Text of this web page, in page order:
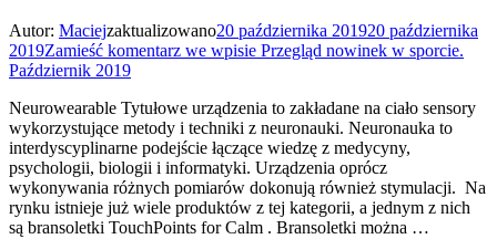
Autor: Maciejzaktualizowano20 października 201920 października
2019Zamieść komentarz we wpisie Przegląd nowinek w sporcie.
Październik 2019
Neurowearable Tytułowe urządzenia to zakładane na ciało sensory
wykorzystujące metody i techniki z neuronauki. Neuronauka to
interdyscyplinarne podejście łączące wiedzę z medycyny,
psychologii, biologii i informatyki. Urządzenia oprócz
wykonywania różnych pomiarów dokonują również stymulacji. Na
rynku istnieje już wiele produktów z tej kategorii, a jednym z nich
są bransoletki TouchPoints for Calm . Bransoletki można …